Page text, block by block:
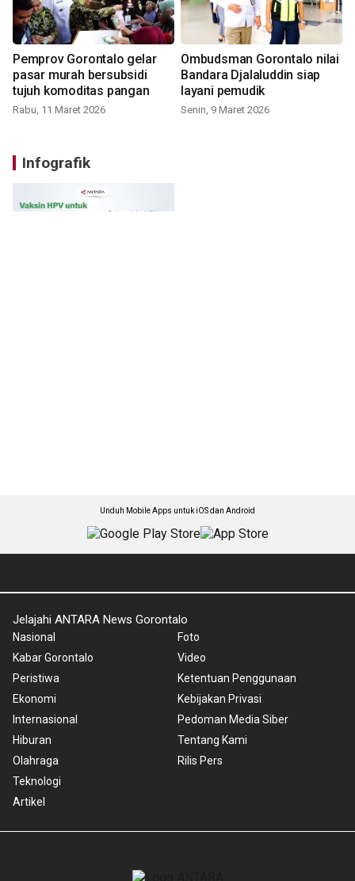
Pemprov Gorontalo gelar
pasar murah bersubsidi
tujuh komoditas pangan
Rabu, 11 Maret 2026
Ombudsman Gorontalo nilai
Bandara Djalaluddin siap
layani pemudik
Senin, 9 Maret 2026
Infografik
Unduh Mobile Apps untuk iOS dan Android
Jelajahi ANTARA News Gorontalo
Nasional
Kabar Gorontalo
Peristiwa
Ekonomi
Internasional
Hiburan
Olahraga
Teknologi
Artikel
Foto
Video
Ketentuan Penggunaan
Kebijakan Privasi
Pedoman Media Siber
Tentang Kami
Rilis Pers